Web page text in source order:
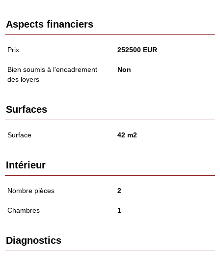
Aspects financiers
Prix 252500 EUR
Bien soumis à l'encadrement
des loyers
Non
Surfaces
Surface 42 m2
Intérieur
Nombre pièces 2
Chambres 1
Diagnostics